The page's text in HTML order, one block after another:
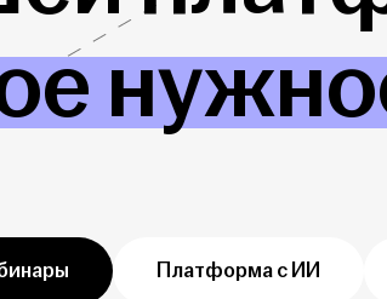
Платформа с ИИ